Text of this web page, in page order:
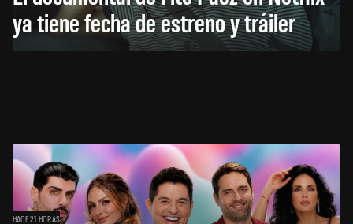
ya tiene fecha de estreno y tráiler
HACE 21 HORAS